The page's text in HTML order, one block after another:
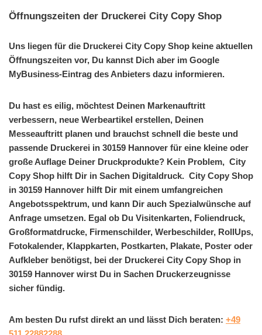
Öffnungszeiten der Druckerei City Copy Shop
Uns liegen für die Druckerei City Copy Shop keine aktuellen
Öffnungszeiten vor, Du kannst Dich aber im Google
MyBusiness-Eintrag des Anbieters dazu informieren.
Du hast es eilig, möchtest Deinen Markenauftritt
verbessern, neue Werbeartikel erstellen, Deinen
Messeauftritt planen und brauchst schnell die beste und
passende Druckerei in 30159 Hannover für eine kleine oder
große Auflage Deiner Druckprodukte? Kein Problem, City
Copy Shop hilft Dir in Sachen Digitaldruck. City Copy Shop
in 30159 Hannover hilft Dir mit einem umfangreichen
Angebotsspektrum, und kann Dir auch Spezialwünsche auf
Anfrage umsetzen. Egal ob Du Visitenkarten, Foliendruck,
Großformatdrucke, Firmenschilder, Werbeschilder, RollUps,
Fotokalender, Klappkarten, Postkarten, Plakate, Poster oder
Aufkleber benötigst, bei der Druckerei City Copy Shop in
30159 Hannover wirst Du in Sachen Druckerzeugnisse
sicher fündig.
Am besten Du rufst direkt an und lässt Dich beraten: +49